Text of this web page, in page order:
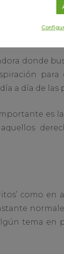
imparto
Es una
construir
donde
a día de las
es
como
tema en